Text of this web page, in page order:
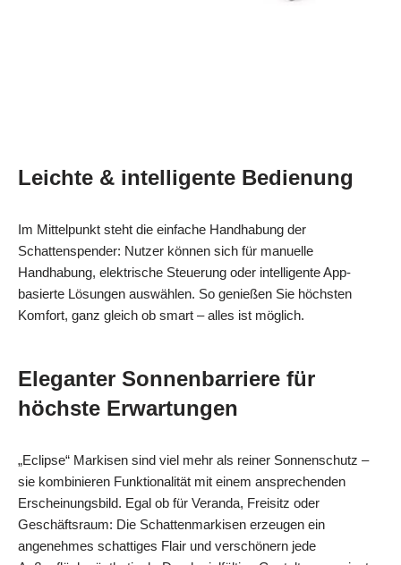
Leichte & intelligente Bedienung
Im Mittelpunkt steht die einfache Handhabung der
Schattenspender: Nutzer können sich für manuelle
Handhabung, elektrische Steuerung oder intelligente App-
basierte Lösungen auswählen. So genießen Sie höchsten
Komfort, ganz gleich ob smart – alles ist möglich.
Eleganter Sonnenbarriere für
höchste Erwartungen
„Eclipse“ Markisen sind viel mehr als reiner Sonnenschutz –
sie kombinieren Funktionalität mit einem ansprechenden
Erscheinungsbild. Egal ob für Veranda, Freisitz oder
Geschäftsraum: Die Schattenmarkisen erzeugen ein
angenehmes schattiges Flair und verschönern jede